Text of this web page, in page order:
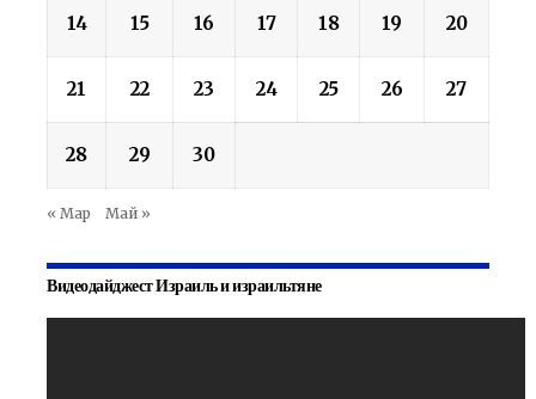
14 15 16 17 18 19 20
21 22 23 24 25 26 27
28 29 30
« Мар Май »
Видеодайджест Израиль и израильтяне